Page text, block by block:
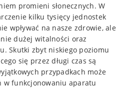
promieni słonecznych. W
kilku tysięcy jednostek
wpływać na nasze zdrowie, ale
dużej witalności oraz
Skutki zbyt niskiego poziomu
się przez długi czas są
przypadkach może
w funkcjonowaniu aparatu